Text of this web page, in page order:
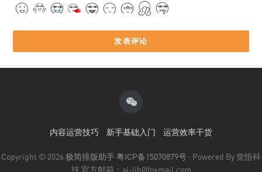
内容运营技巧 新手基础入门 运营效率干货
Copyright © 2026极简排版助手粤ICP备15070879号 · Powered By 觉悟科
技 官方邮箱：ai-lib@foxmail.com